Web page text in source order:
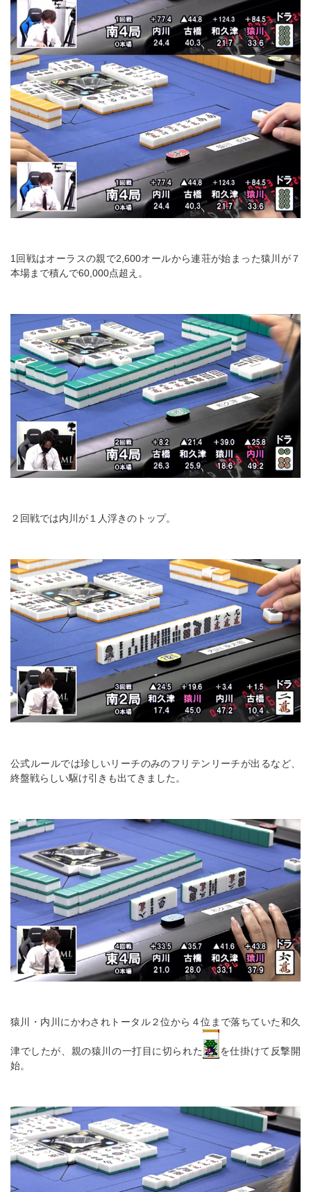
1回戦はオーラスの親で2,600オールから連荘が始まった猿川が７
本場まで積んで60,000点超え。
２回戦では内川が１人浮きのトップ。
公式ルールでは珍しいリーチのみのフリテンリーチが出るなど、
終盤戦らしい駆け引きも出てきました。
猿川・内川にかわされトータル２位から４位まで落ちていた和久
津でしたが、親の猿川の一打目に切られた
を仕掛けて反撃開
始。